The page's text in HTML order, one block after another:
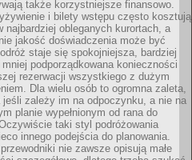
także korzystniejsze finansowo.
i bilety wstępu często kosztują
najbardziej obleganych kurortach, a
jakość doświadczenia może być
staje się spokojniejsza, bardziej
mniej podporządkowana konieczności
rezerwacji wszystkiego z dużym
Dla wielu osób to ogromna zaleta,
jeśli zależy im na odpoczynku, a nie na
planie wypełnionym od rana do
taki styl podróżowania
innego podejścia do planowania.
nie zawsze opisują małe